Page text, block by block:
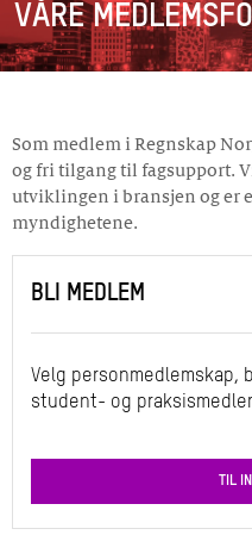
VÅRE
Som medlem i Regnskap
og fri tilgang til fagsupport.
utviklingen i bransjen og er
myndighetene.
BLI MEDLEM
Velg personmedlemskap,
student- og
TIL